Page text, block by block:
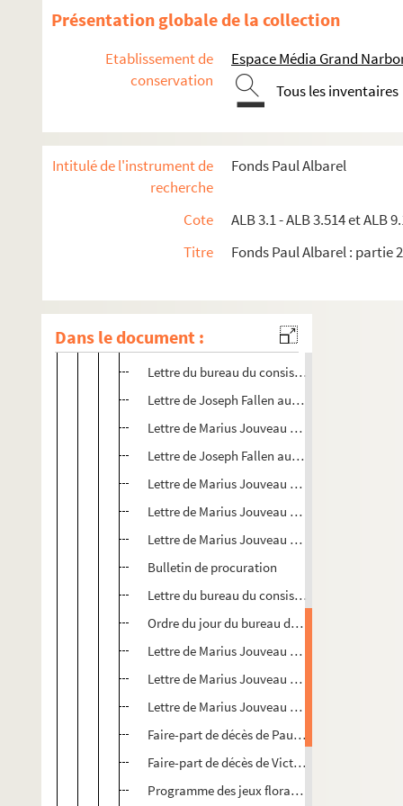
Présentation globale de la collection
Etablissement de
conservation
Espace Média Grand
Tous les inventaires
Intitulé de l'instrument de
recherche
Fonds Paul Albarel
Cote
ALB 3.1 - ALB 3.514 et ALB
Titre
Fonds Paul Albarel : partie
Dans le document :
Programme des grands jeaux floraux de 1913
Lettre de Valère Bernard aux Félibres
Lettre de Valère Bernard aux Félibres
Lettre de Marius Jouveau aux Félibres
Lettre de Marius Jouveau aux Félibres
Lettre de Marius Jouveau aux Félibres
Lettre de Marius Jouveau aux Félibres
Bulletin de procuration
Lettre du bureau du consistoire du Félibrige
Lettre de Joseph Fallen aux Félibres
Lettre de Marius Jouveau aux Félibres
Lettre de Joseph Fallen aux Félibres
Lettre de Marius Jouveau aux Félibres
Lettre de Marius Jouveau aux Félibres
Lettre de Marius Jouveau aux Félibres
Bulletin de procuration
Lettre du bureau du consistoire du Félibrige
Ordre du jour du bureau du consistoire (4 juin
Lettre de Marius Jouveau aux Félibres
Lettre de Marius Jouveau aux Félibres
Lettre de Marius Jouveau aux Félibres
Faire-part de décès de Paul Payan
Faire-part de décès de Victor Lieutaud
Programme des jeux floraux septénaires de